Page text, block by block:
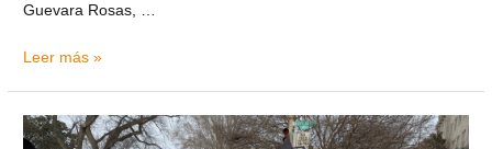
Guevara Rosas, …
Leer más »